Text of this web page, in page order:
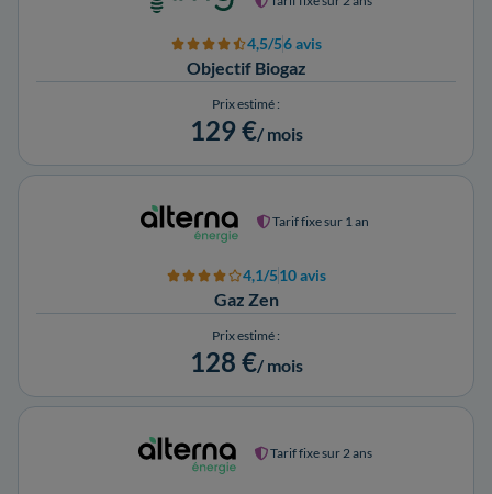
Objectif Biogaz
4,5/56 avis
Prix estimé :
129 €/ mois
Gaz Zen
Tarif fixe sur 1 an
4,1/510 avis
Prix estimé :
128 €/ mois
Tarif fixe sur 2 ans